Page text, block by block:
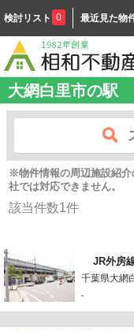
検討リスト 0 最近見た物
大網白里市の駅
※物件情報の周辺施設紹
社では対応できません。
該当件数1件
JR外房
千葉県大網
-